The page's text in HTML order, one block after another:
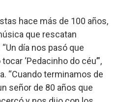
hace más de 100 años,
que rescatan
día nos pasó que
‘Pedacinho do céu’”,
“Cuando terminamos de
señor de 80 años que